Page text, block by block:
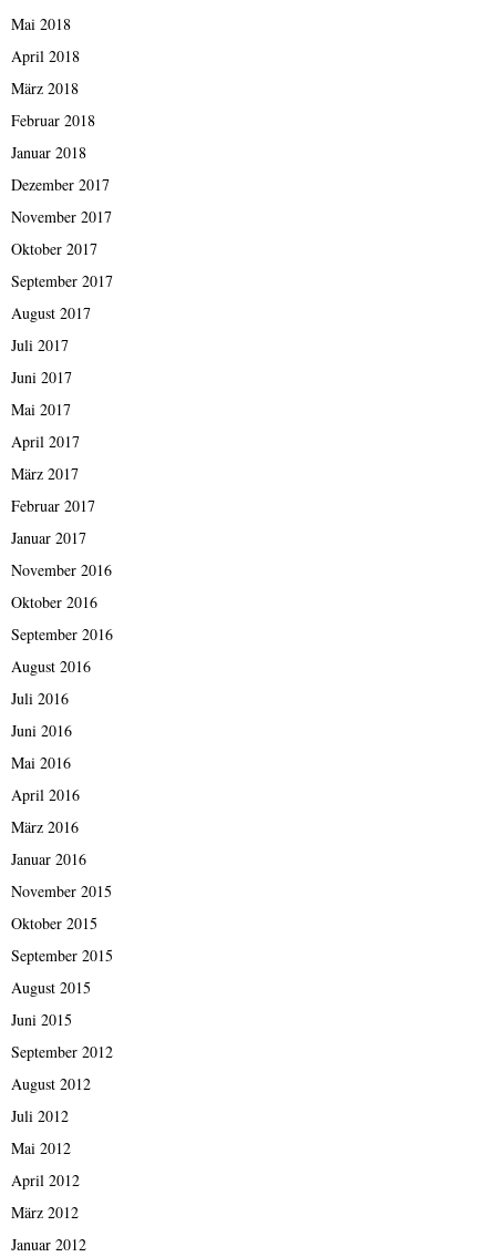
Mai 2018
April 2018
März 2018
Februar 2018
Januar 2018
Dezember 2017
November 2017
Oktober 2017
September 2017
August 2017
Juli 2017
Juni 2017
Mai 2017
April 2017
März 2017
Februar 2017
Januar 2017
November 2016
Oktober 2016
September 2016
August 2016
Juli 2016
Juni 2016
Mai 2016
April 2016
März 2016
Januar 2016
November 2015
Oktober 2015
September 2015
August 2015
Juni 2015
September 2012
August 2012
Juli 2012
Mai 2012
April 2012
März 2012
Januar 2012